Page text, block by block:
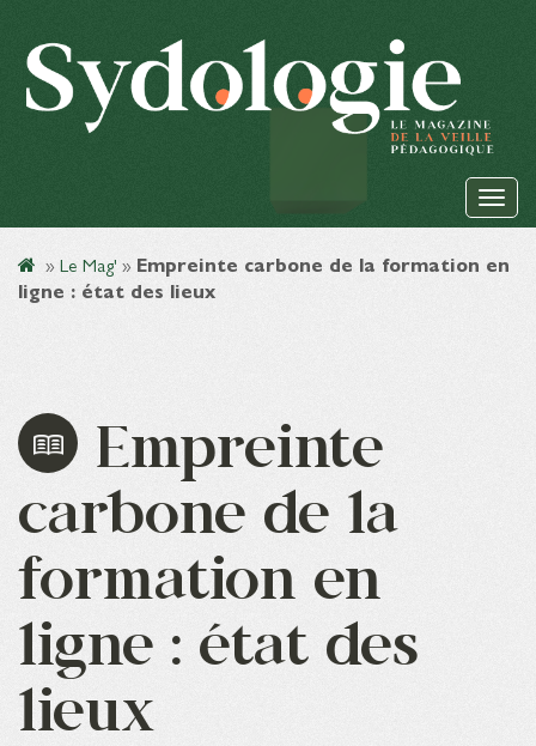
» Le Mag' » Empreinte carbone de la formation en
ligne : état des lieux
Empreinte
carbone de la
formation en
ligne : état des
lieux